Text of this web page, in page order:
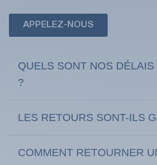
APPELEZ-NOUS
QUELS SONT NOS
?
LES RETOURS SONT-ILS
COMMENT RETOURNER